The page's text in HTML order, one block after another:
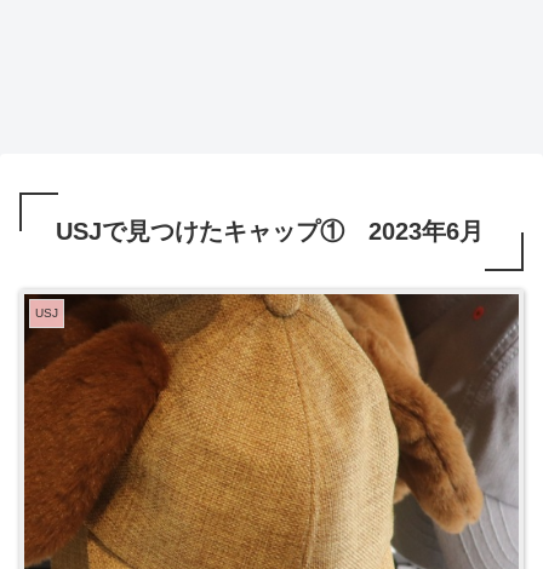
USJで見つけたキャップ① 2023年6月
USJ